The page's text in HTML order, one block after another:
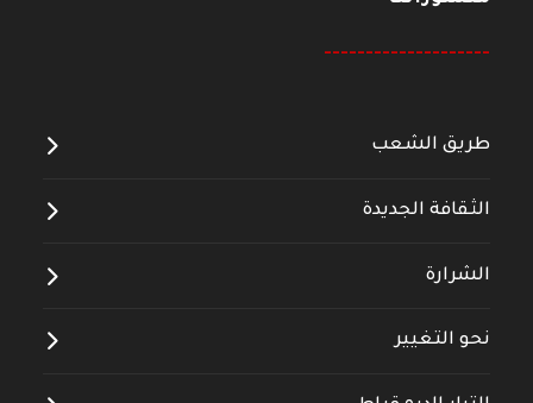
--------------------
طريق الشعب
الثقافة الجديدة
الشرارة
نحو التغيير